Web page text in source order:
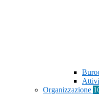
Organizzazione